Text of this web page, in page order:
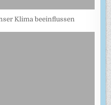
Klima beeinflussen